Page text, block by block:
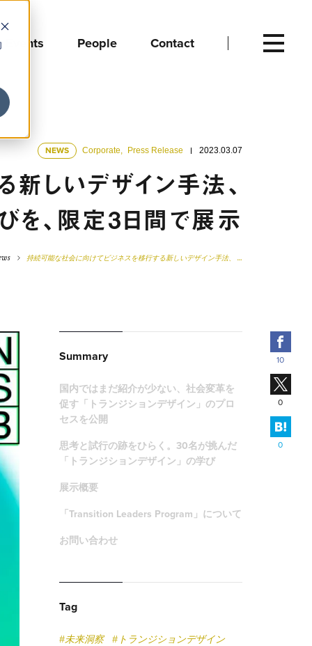
Events People Contact
NEWS Corporate, Press Release 2023.03.07
しいデザイン手法、
を、限定3日間で展示
持続可能な社会に向けてビジネスを移行する新しいデザイン手法、 …
Summary
国内ではまだ紹介が少ない、社会変革を
促す「トランジションデザイン」のプロ
セスを公開
思考と試行の跡をひらく。30名が挑んだ
「トランジションデザイン」の学び
展示概要
「Transition Leaders Program」について
お問い合わせ
Tag
#未来洞察 #トランジションデザイン
10
0
0